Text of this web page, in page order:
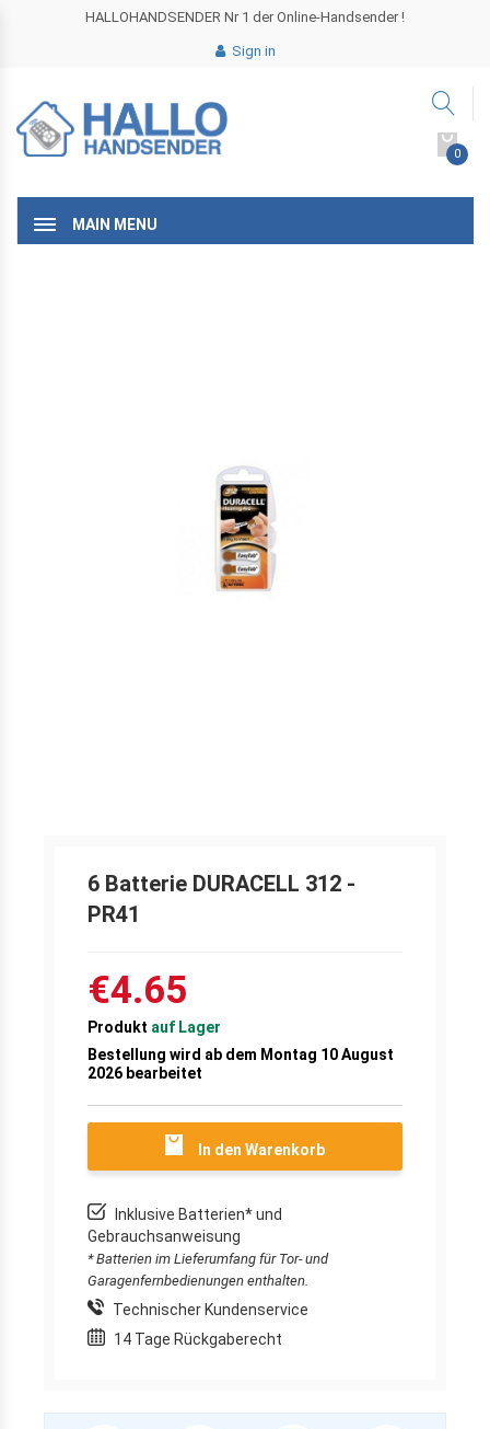
HALLOHANDSENDER Nr 1 der Online-Handsender !
Sign in
0
MAIN MENU
6 Batterie DURACELL 312 -
PR41
€4.65
Produkt auf Lager
Bestellung wird ab dem Montag 10 August
2026 bearbeitet
In den Warenkorb
Inklusive Batterien* und
Gebrauchsanweisung
* Batterien im Lieferumfang für Tor- und
Garagenfernbedienungen enthalten.
Technischer Kundenservice
14 Tage Rückgaberecht